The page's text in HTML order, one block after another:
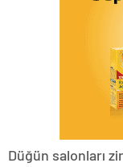
Düğün salonları